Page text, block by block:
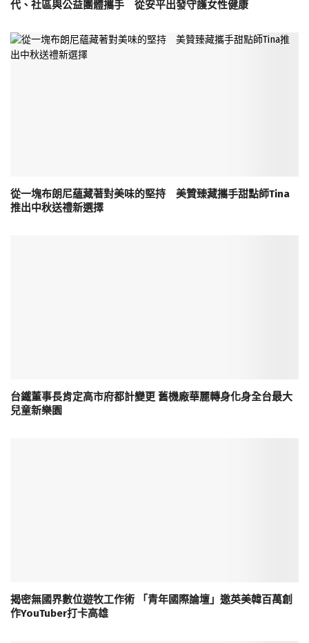
代、社區與公益團體攜手 從安平出發守護女性健康
從一塊布朗尼蘊藏著對美味的堅持 美贊臻藏攜手甜點師Tina
推出中秋送禮新選擇
台鐵董事長肯定高市府都計變更 舊機廠華麗轉身化身全台最大
兒童新樂園
揭密無國界數位遊牧工作術 「青年國際論壇」邀英美韓百萬創
作YouTuber打卡高雄